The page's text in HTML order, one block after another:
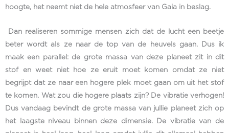
hoogte, het neemt niet de hele atmosfeer van Gaia in beslag.
Dan realiseren sommige mensen zich dat de lucht een beetje
beter wordt als ze naar de top van de heuvels gaan. Dus ik
maak een parallel: de grote massa van deze planeet zit in dit
stof en weet niet hoe ze eruit moet komen omdat ze niet
begrijpt dat ze naar een hogere plek moet gaan om uit het stof
te komen. Wat zou die hogere plaats zijn? De vibratie verhogen!
Dus vandaag bevindt de grote massa van jullie planeet zich op
het laagste niveau binnen deze dimensie. De vibratie van de